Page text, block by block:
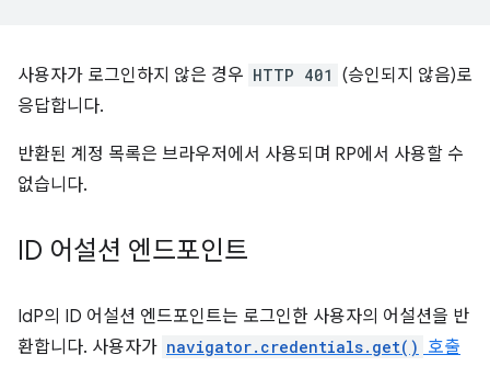
사용자가 로그인하지 않은 경우 HTTP 401 (승인되지 않음)로
응답합니다.
반환된 계정 목록은 브라우저에서 사용되며 RP에서 사용할 수
없습니다.
ID 어설션 엔드포인트
IdP의 ID 어설션 엔드포인트는 로그인한 사용자의 어설션을 반
환합니다. 사용자가 navigator.credentials.get() 호출